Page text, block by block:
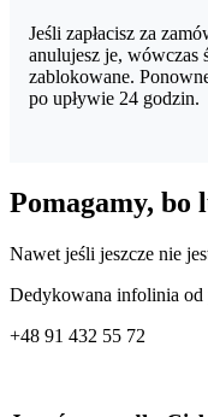
Jeśli zapłacisz za
anulujesz je, wówczas
zablokowane.
po upływie 24 godzin.
Pomagamy, bo
Nawet jeśli jeszcze nie
Dedykowana infolinia od
+48 91 432 55 72